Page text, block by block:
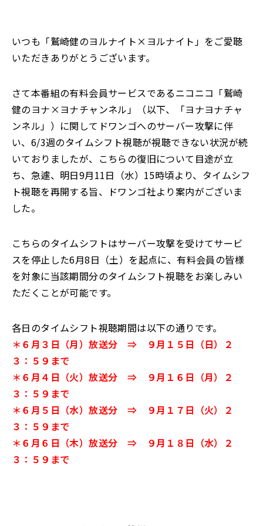
いつも「鷲崎健のヨルナイト×ヨルナイト」をご愛聴
いただきありがとうございます。
さて本番組の有料会員サービスであるニコニコ「鷲崎
健のヨナ×ヨナチャンネル」（以下、「ヨナヨナチャ
ンネル」）に関してドワンゴへのサーバー攻撃に伴
い、6/3週のタイムシフト視聴が視聴できない状況が続
いておりましたが、こちらの復旧について目途が立
ち、急遽、明日9月11日（水）15時頃より、タイムシフ
ト視聴を再開する旨、ドワンゴ社より案内がございま
した。
こちらのタイムシフトはサーバー攻撃を受けてサービ
スを停止した6月8日（土）を起点に、有料会員の皆様
を対象に当該期間分のタイムシフト視聴をお楽しみい
ただくことが可能です。
各日のタイムシフト視聴期間は以下の通りです。
＊６月３日（月）放送分 ⇒ ９月１５日（日）２
３：５９まで
＊６月４日（火）放送分 ⇒ ９月１６日（月）２
３：５９まで
＊６月５日（水）放送分 ⇒ ９月１７日（火）２
３：５９まで
＊６月６日（木）放送分 ⇒ ９月１８日（水）２
３：５９まで